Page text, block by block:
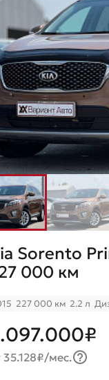
Sorento
000 км
227 000 км 2.2 л
35.128₽/мес.